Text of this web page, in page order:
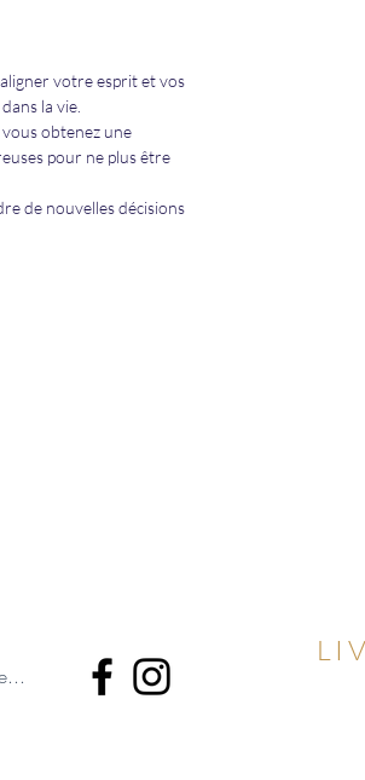
votre esprit et vos
la vie.
obtenez une
pour ne plus être
de nouvelles décisions